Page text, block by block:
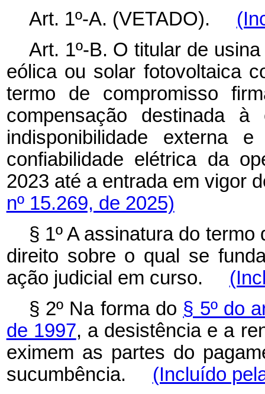
Art. 1º-A. (VETADO).
Art. 1º-B. O titular de
eólica ou solar fotovoltaica
termo de compromisso
compensação destinada
indisponibilidade externa
confiabilidade elétrica da
2023 até a entrada em
nº 15.269, de 2025)
§ 1º A assinatura do
direito sobre o qual se
ação judicial em curso.
§ 2º Na forma do § 5º do
de 1997, a desistência e a
eximem as partes do
sucumbência. (Incluído